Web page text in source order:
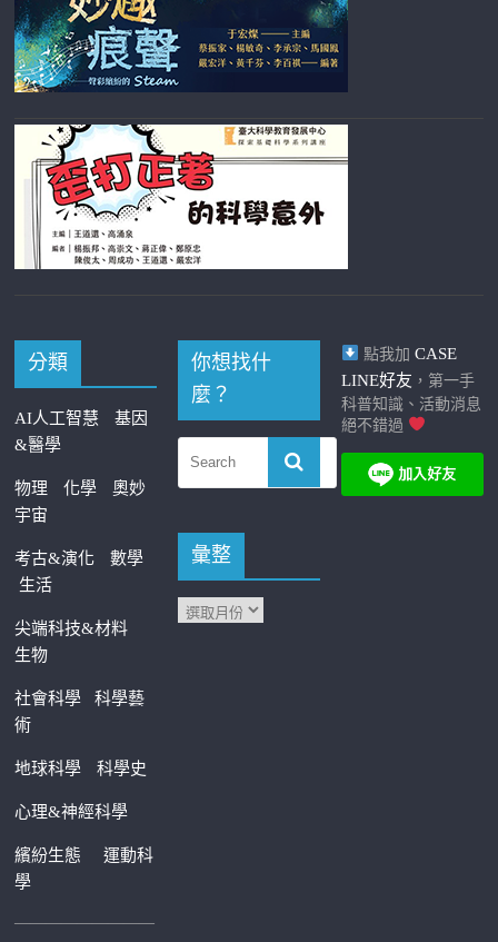
分類
AI人工智慧
基因
&醫學
物理 化學
奧妙
宇宙
考古&演化
數學
生活
尖端科技&材料
生物
社會科學科學藝
術
地球科學 科學史
心理&神經科學
繽紛生態運動科
學
—————————
你想找什
麼？
彙整
點我加 CASE
LINE好友 ，第一手
科普知識、活動消息
絕不錯過